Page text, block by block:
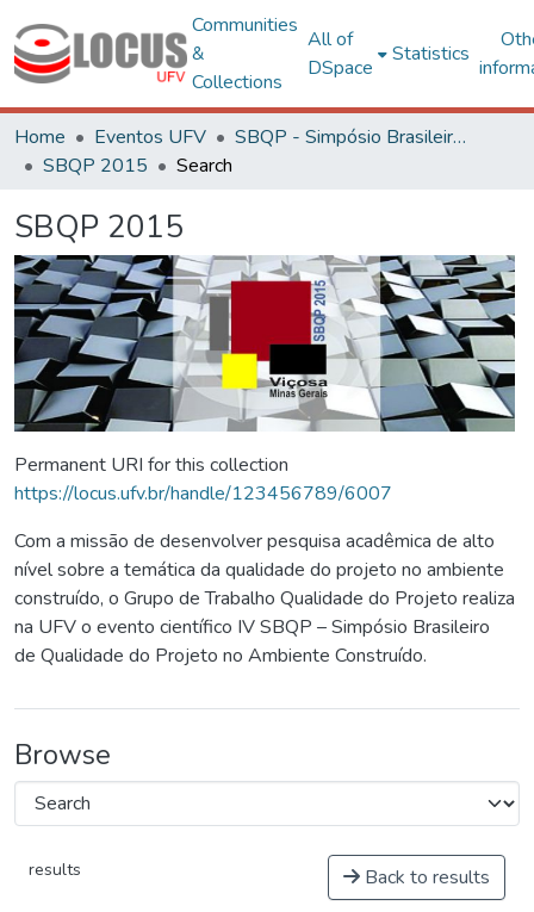
Communities
&
Collections
All of
DSpace
Statistics
Home Eventos UFV
SBQP - Simpósio Brasileiro de Qualidade do Projeto no Ambiente Construído
SBQP 2015
Search
SBQP 2015
Permanent URI for this collection
https://locus.ufv.br/handle/123456789/6007
Com a missão de desenvolver pesquisa acadêmica de alto
nível sobre a temática da qualidade do projeto no ambiente
construído, o Grupo de Trabalho Qualidade do Projeto realiza
na UFV o evento científico IV SBQP – Simpósio Brasileiro
de Qualidade do Projeto no Ambiente Construído.
Browse
results Back to results